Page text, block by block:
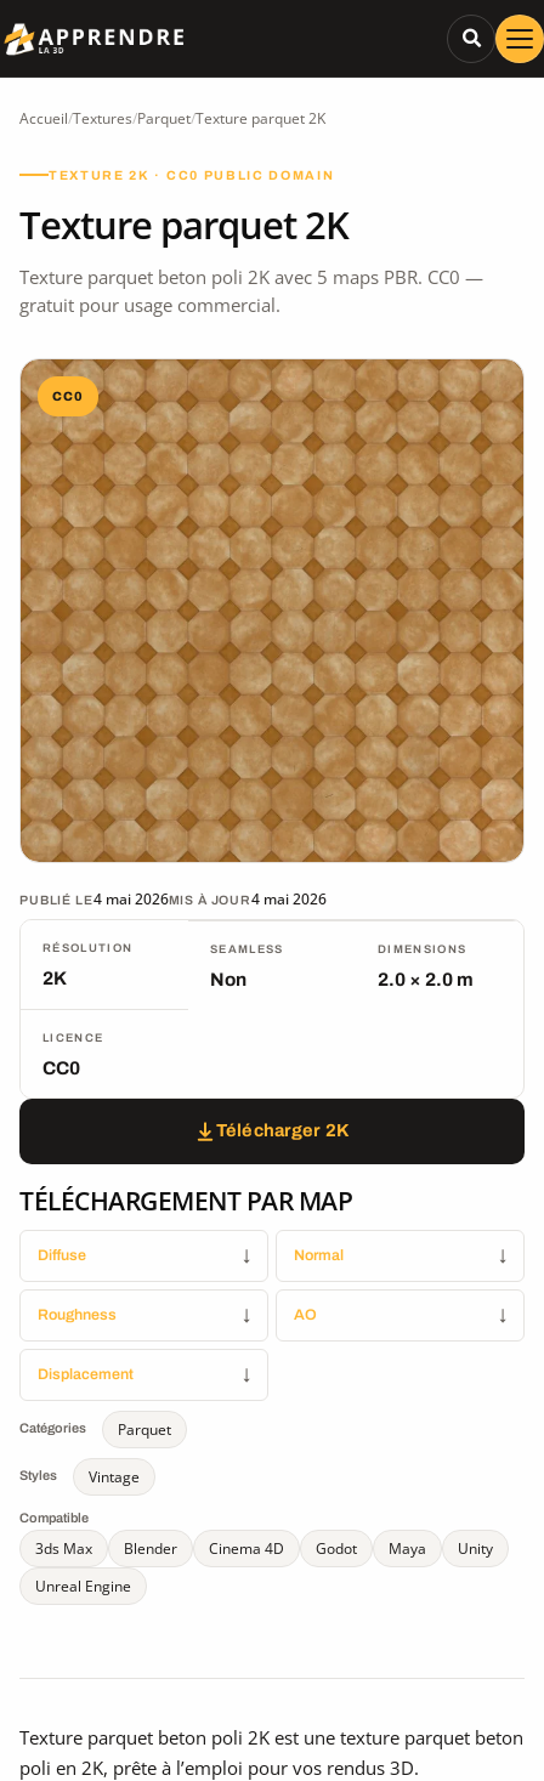
Accueil/Textures/Parquet/Texture parquet 2K
TEXTURE 2K · CC0 PUBLIC DOMAIN
Texture parquet 2K
Texture parquet beton poli 2K avec 5 maps PBR. CC0 —
gratuit pour usage commercial.
CC0
PUBLIÉ LE4 mai 2026MIS À JOUR4 mai 2026
RÉSOLUTION
2K
SEAMLESS
Non
DIMENSIONS
2.0 × 2.0 m
LICENCE
CC0
Télécharger 2K
TÉLÉCHARGEMENT PAR MAP
Diffuse ↓ Normal ↓
Roughness ↓ AO ↓
Displacement ↓
Catégories Parquet
Styles Vintage
Compatible
3ds Max Blender Cinema 4D Godot Maya
Unity
Unreal Engine
Texture parquet beton poli 2K est une texture parquet beton
poli en 2K, prête à l’emploi pour vos rendus 3D.